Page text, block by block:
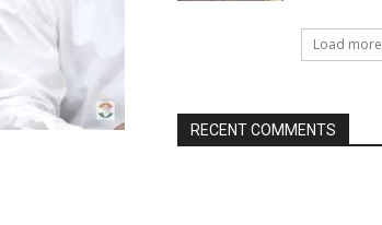
Load more
RECENT COMMENTS